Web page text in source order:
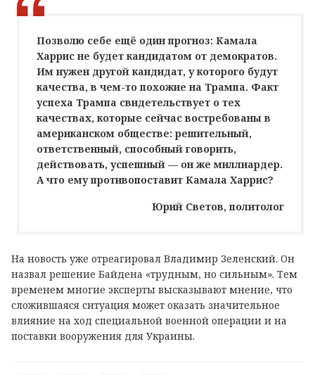
Позволю себе ещё один прогноз: Камала
Харрис не будет кандидатом от демократов.
Им нужен другой кандидат, у которого будут
качества, в чем-то похожие на Трампа. Факт
успеха Трампа свидетельствует о тех
качествах, которые сейчас востребованы в
американском обществе: решительный,
ответственный, способный говорить,
действовать, успешный — он же миллиардер.
А что ему противопоставит Камала Харрис?
Юрий Светов, политолог
На новость уже отреагировал Владимир Зеленский. Он
назвал решение Байдена «трудным, но сильным». Тем
временем многие эксперты высказывают мнение, что
сложившаяся ситуация может оказать значительное
влияние на ход специальной военной операции и на
поставки вооружения для Украины.